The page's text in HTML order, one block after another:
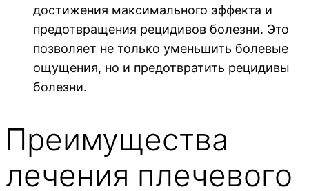
достижения максимального эффекта и
предотвращения рецидивов болезни. Это
позволяет не только уменьшить болевые
ощущения, но и предотвратить рецидивы
болезни.
Преимущества
лечения плечевого